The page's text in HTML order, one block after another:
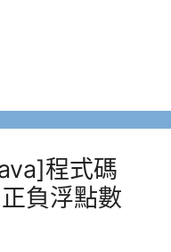
程式碼
負浮點數